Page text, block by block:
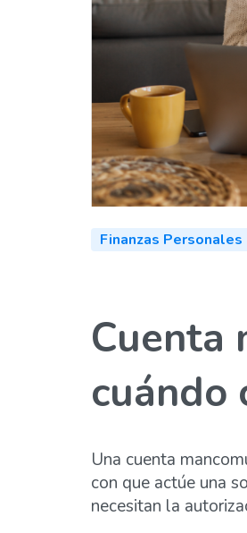
Finanzas Personales
Cuenta
cuándo
Una cuenta
con que actúe una
necesitan la